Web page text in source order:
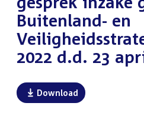
Buitenland- en
2022 d.d. 23
Download